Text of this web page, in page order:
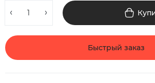
Быстрый заказ